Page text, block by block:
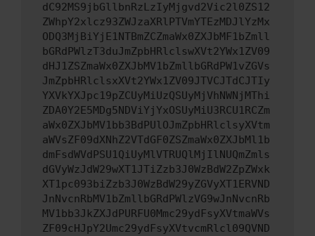
dC92MS9jbGllbnRzLzIyMjgvd2Vic2l0ZS12
ZWhpY2xlcz93ZWJzaXRlPTVmYTEzMDJlYzMx
ODQ3MjBiYjE1NTBmZCZmaWx0ZXJbMF1bZmll
bGRdPWlzT3duJmZpbHRlclswXVt2YWx1ZV09
dHJ1ZSZmaWx0ZXJbMV1bZmllbGRdPW1vZGVs
JmZpbHRlclsxXVt2YWx1ZV09JTVCJTdCJTIy
YXVkYXJpc19pZCUyMiUzQSUyMjVhNWNjMThi
ZDA0Y2E5MDg5NDViYjYxOSUyMiU3RCU1RCZm
aWx0ZXJbMV1bb3BdPUlOJmZpbHRlclsyXVtm
aWVsZF09dXNhZ2VTdGF0ZSZmaWx0ZXJbMl1b
dmFsdWVdPSU1QiUyMlVTRUQlMjIlNUQmZmls
dGVyWzJdW29wXT1JTiZzb3J0WzBdW2ZpZWxk
XT1pc093biZzb3J0WzBdW29yZGVyXT1ERVND
JnNvcnRbMV1bZmllbGRdPWlzVG9wJnNvcnRb
MV1bb3JkZXJdPURFU0Mmc29ydFsyXVtmaWVs
ZF09cHJpY2Umc29ydFsyXVtvcmRlcl09QVND